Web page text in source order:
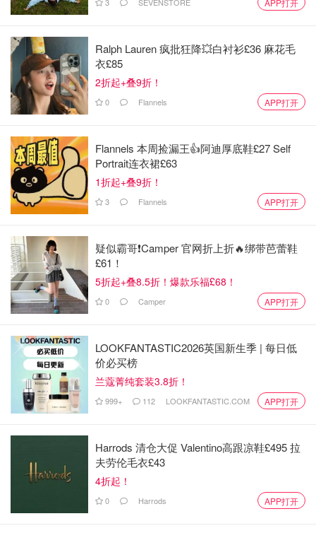
APP打开
Ralph Lauren 疯批狂降💥白衬衫£36 麻花毛
衣£85
2折起+叠9折！
0 Flannels APP打开
Flannels 本周捡漏王👍阿迪厚底鞋£27 Self
Portrait连衣裙£63
1折起+叠9折！
3 Flannels APP打开
疑似霸哥❗️Camper 官网折上折🔥绑带芭蕾鞋
£61！
5折起+叠8.5折！爆款乐福£68！
0 Camper APP打开
LOOKFANTASTIC2026英国新生季 | 每日低
价必买榜
兰蔻菁纯套装3.8折！
999+ 112 LOOKFANTASTIC.COM APP打开
Harrods 清仓大促 Valentino高跟凉鞋£495 拉
夫劳伦毛衣£43
4折起！
0 Harrods APP打开